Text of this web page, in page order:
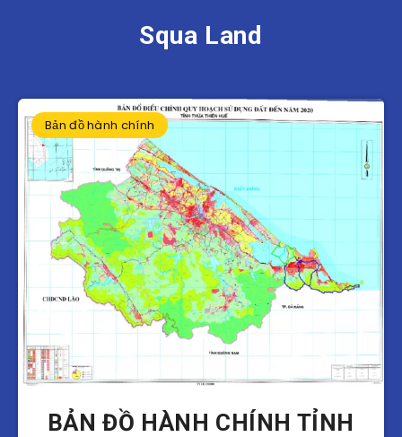
Squa Land
Bản đồ hành chính
BẢN ĐỒ HÀNH CHÍNH TỈNH